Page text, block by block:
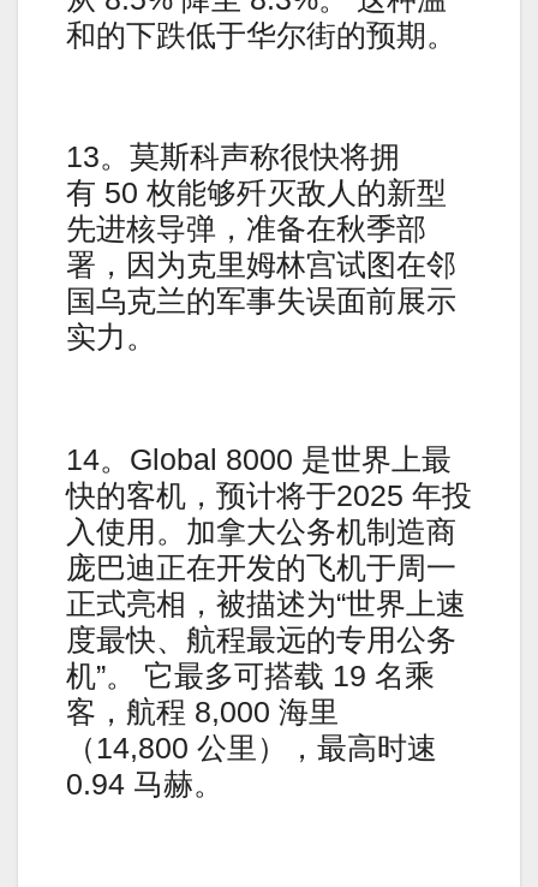
和的下跌低于华尔街的预期。
13。莫斯科声称很快将拥
有 50 枚能够歼灭敌人的新型
先进核导弹，准备在秋季部
署，因为克里姆林宫试图在邻
国乌克兰的军事失误面前展示
实力。
14。Global 8000 是世界上最
快的客机，预计将于2025 年投
入使用。加拿大公务机制造商
庞巴迪正在开发的飞机于周一
正式亮相，被描述为“世界上速
度最快、航程最远的专用公务
机”。 它最多可搭载 19 名乘
客，航程 8,000 海里
（14,800 公里），最高时速
0.94 马赫。